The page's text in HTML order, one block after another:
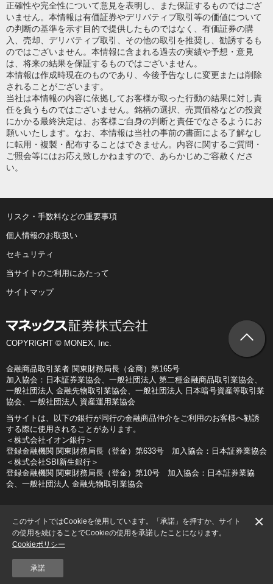
正確性や完全性について意見を表明し、また保証するものではござ
いません。本情報は有価証券やデリバティブ取引等の価値について
の判断の基準を示す目的で提供したものではなく、有価証券の購
入、売却、デリバティブ取引、その他の取引を推奨し、勧誘するも
のではございません。本情報に含まれる過去の実績や予想・意見
は、将来の結果を保証するものではございません。
本情報は作成時現在のものであり、今後予告なしに変更または削除
されることがございます。
当社は本情報の内容に依拠してお客様が取った行動の結果に対し責
任を負うものではございません。銘柄の選択、売買価格などの投資
にかかる最終決定は、お客様ご自身の判断と責任でなさるようにお
願いいたします。なお、本情報は当社の事前の書面による了解なし
に転用・複製・配布することはできません。内容に関するご質問・
ご照会等にはお応え致しかねますので、あらかじめご容赦くださ
い。
リスク・手数料などの重要事項
個人情報のお取扱い
セキュリティ
当サイトのご利用にあたって
サイトマップ
COPYRIGHT © MONEX, Inc.
金融商品取引業者 関東財務局長（金商）第165号
加入協会：日本証券業協会、一般社団法人 第二種金融商品取引業協会、
一般社団法人 金融先物取引業協会、一般社団法人 日本暗号資産等取引業
協会、一般社団法人 資産運用業協会
当サイトは、以下の銀行が同行の金融商品仲介をご利用のお客様へ勧誘
する際に使用されることがあります。
＜株式会社イオン銀行＞
登録金融機関 関東財務局長（登金）第633号 加入協会：日本証券業協会
＜株式会社SBI新生銀行＞
登録金融機関 関東財務局長（登金）第10号 加入協会：日本証券業協
会、一般社団法人 金融先物取引業協会
このサイトではCookieを使用しています。「承諾」を押すか、サイト
の使用を続けることでCookieの使用を承諾したことになります。
Cookieポリシー
承諾
×